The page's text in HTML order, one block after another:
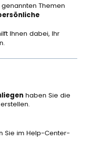
Themen
Ihnen dabei, Ihr
haben Sie die
Sie im Help-Center-